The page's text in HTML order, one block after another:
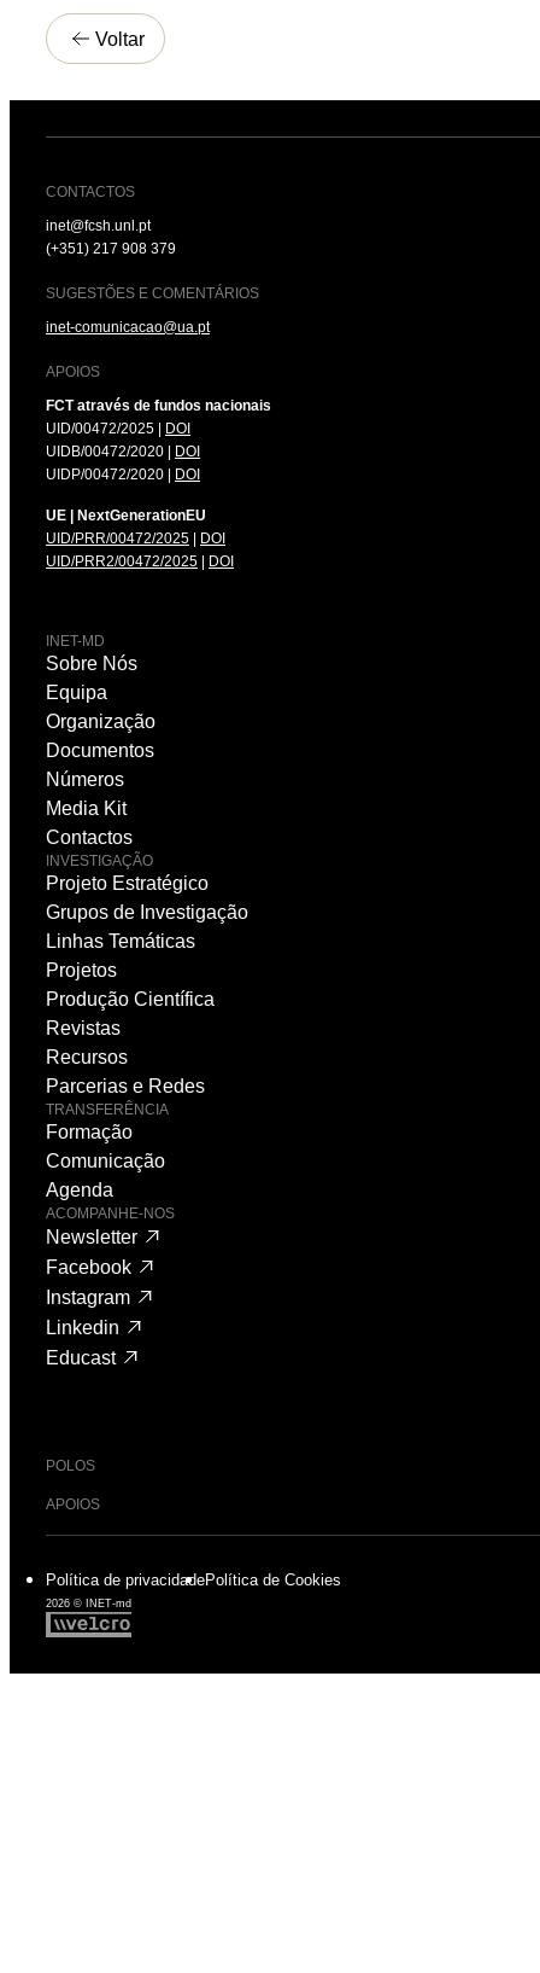
Voltar
CONTACTOS
inet@fcsh.unl.pt
(+351) 217 908 379
SUGESTÕES E COMENTÁRIOS
inet-comunicacao@ua.pt
APOIOS
FCT através de fundos nacionais
UID/00472/2025 |
DOI
UIDB/00472/2020 |
DOI
UIDP/00472/2020 |
DOI
UE | NextGenerationEU
UID/PRR/00472/2025
DOI
UID/PRR2/00472/2025
DOI
INET-MD
Sobre Nós
Equipa
Organização
Documentos
Números
Media Kit
Contactos
INVESTIGAÇÃO
Projeto Estratégico
Grupos de Investigação
Linhas Temáticas
Projetos
Produção Científica
Revistas
Recursos
Parcerias e Redes
TRANSFERÊNCIA
Formação
Comunicação
Agenda
ACOMPANHE-NOS
Newsletter
Facebook
Instagram
Linkedin
Educast
POLOS
APOIOS
2026 © INET-md
Política de privacidadePolítica de Cookies